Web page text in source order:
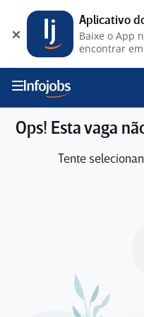
Ops! Esta vaga
Tente
Aplicativo
Baixe o App
encontrar